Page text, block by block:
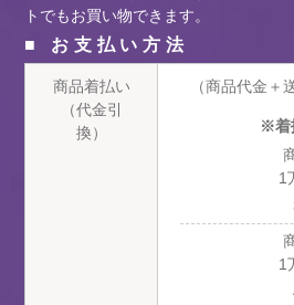
トでもお買い物できます。
■ お支払い方法
商品着払い
（代金引
換）
（商品代金＋
※着
1
1